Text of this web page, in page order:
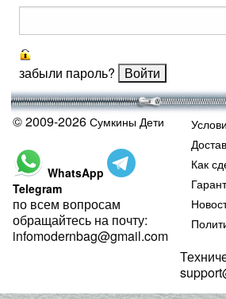
забыли пароль?
© 2009-2026 Сумкины Дети
WhatsApp
Telegram
по всем вопросам
обращайтесь на почту:
infomodernbag@gmail.com
Как